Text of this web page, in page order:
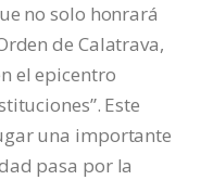
no solo honrará
de Calatrava,
el epicentro
Este
una importante
pasa por la